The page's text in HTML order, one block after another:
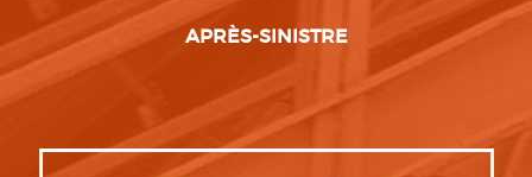
APRÈS-SINISTRE